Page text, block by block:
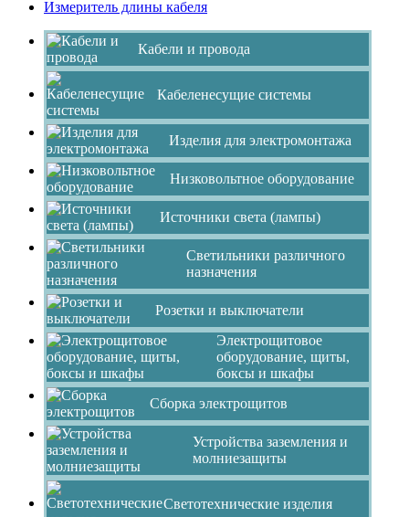
Измеритель длины кабеля
Кабели и провода
Кабеленесущие системы
Изделия для электромонтажа
Низковольтное оборудование
Источники света (лампы)
Светильники различного
назначения
Розетки и выключатели
Электрощитовое
оборудование, щиты,
боксы и шкафы
Сборка электрощитов
Устройства заземления и
молниезащиты
Светотехнические изделия